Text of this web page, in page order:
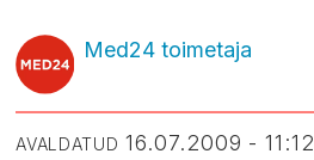
Med24 toimetaja
AVALDATUD 16.07.2009 - 11:12